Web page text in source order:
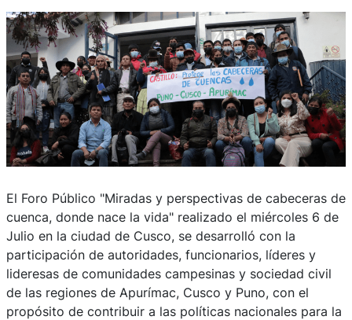
El Foro Público "Miradas y perspectivas de cabeceras de
cuenca, donde nace la vida" realizado el miércoles 6 de
Julio en la ciudad de Cusco, se desarrolló con la
participación de autoridades, funcionarios, líderes y
lideresas de comunidades campesinas y sociedad civil
de las regiones de Apurímac, Cusco y Puno, con el
propósito de contribuir a las políticas nacionales para la